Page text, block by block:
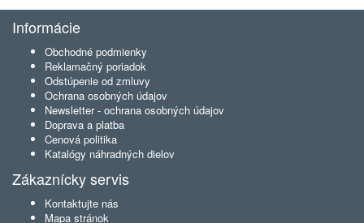
Informácie
Obchodné podmienky
Reklamačný poriadok
Odstúpenie od zmluvy
Ochrana osobných údajov
Newsletter - ochrana osobných údajov
Doprava a platba
Cenová politika
Katalógy náhradných dielov
Zákaznícky servis
Kontaktujte nás
Mapa stránok